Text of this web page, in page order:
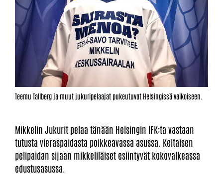
Teemu Tallberg ja muut jukuripelaajat pukeutuvat Helsingissä valkoiseen.
Mikkelin Jukurit pelaa tänään Helsingin IFK:ta vastaan
tutusta vieraspaidasta poikkeavassa asussa. Keltaisen
pelipaidan sijaan mikkeliläiset esiintyvät kokovalkeassa
edustusasussa.